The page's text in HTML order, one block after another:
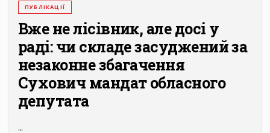
ПУБЛІКАЦІЇ
Вже не лісівник, але досі у
раді: чи складе засуджений за
незаконне збагачення
Сухович мандат обласного
депутата
...